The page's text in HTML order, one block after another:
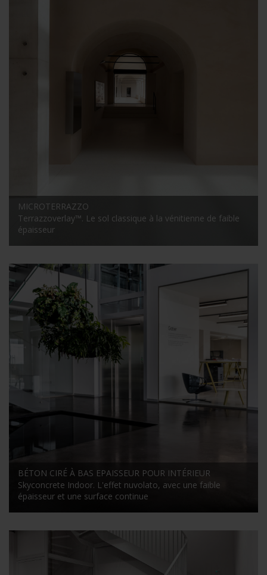
MICROTERRAZZO
Terrazzoverlay™. Le sol classique à la vénitienne de faible
épaisseur
BÉTON CIRÉ À BAS EPAISSEUR POUR INTÉRIEUR
Skyconcrete Indoor. L'effet nuvolato, avec une faible
épaisseur et une surface continue